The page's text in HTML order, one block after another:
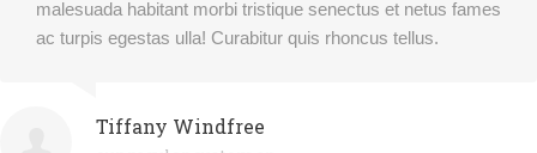
malesuada habitant morbi tristique senectus et netus fames
ac turpis egestas ulla! Curabitur quis rhoncus tellus.
Tiffany Windfree